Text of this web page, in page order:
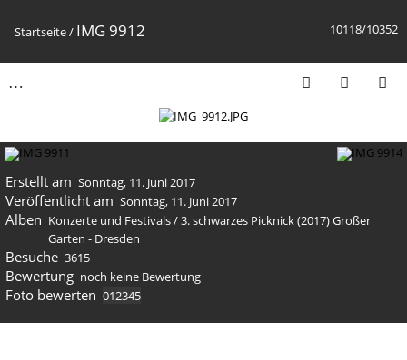
10118/10352
Startseite/ IMG 9912
Erstellt am Sonntag, 11. Juni 2017
Veröffentlicht am Sonntag, 11. Juni 2017
Alben Konzerte und Festivals/3. schwarzes Picknick (2017) Großer
Garten - Dresden
Besuche 3615
Bewertung noch keine Bewertung
Foto bewerten